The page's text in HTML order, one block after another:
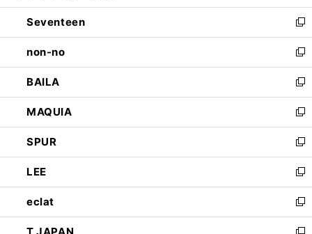
開
く
ウ
で
開
く
ン
ド
ウ
で
開
く
Seventeen
新
し
い
ウ
ィ
ン
ド
ウ
で
開
く
non-no
新
し
い
ウ
ィ
ン
ド
ウ
で
開
く
BAILA
新
し
い
ウ
ィ
ン
ド
ウ
で
開
く
MAQUIA
新
し
い
ウ
ィ
ン
ド
ウ
SPUR
新
し
い
ウ
ィ
ン
LEE
新
し
い
ウ
eclat
新
し